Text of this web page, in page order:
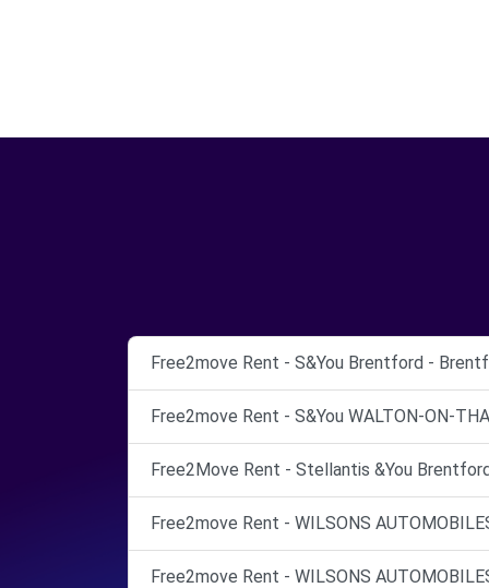
Free2move Rent - S&You Brentford -
Free2move Rent - S&You WALTON-ON-
Free2Move Rent - Stellantis &You
Free2move Rent - WILSONS
Free2move Rent - WILSONS